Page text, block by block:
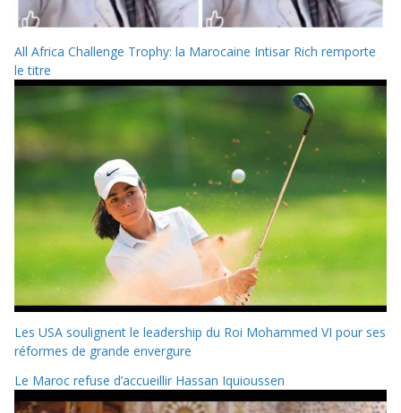
All Africa Challenge Trophy: la Marocaine Intisar Rich remporte
le titre
Les USA soulignent le leadership du Roi Mohammed VI pour ses
réformes de grande envergure
Le Maroc refuse d’accueillir Hassan Iquioussen